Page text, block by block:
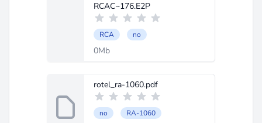
RCAC~176.E2P
RCA no
0Mb
rotel_ra-1060.pdf
no RA-1060